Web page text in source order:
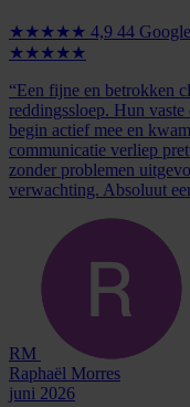
★★★★★ 4,9 44
★★★★★
“Een fijne en betrokken
reddingssloep. Hun
begin actief mee en
communicatie verliep
zonder problemen
verwachting. Absoluut
RM
Raphaël Morres
juni 2026